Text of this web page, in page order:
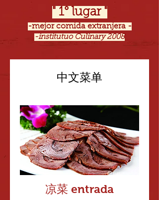
" 1° lugar "
-mejor comida extranjera -
-institutuo Culinary 2008
-revista WIKEN El Mercurio
中文菜单
凉菜 entrada